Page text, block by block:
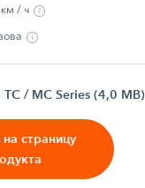
/ ч
/ MC Series (4,0 MB)
страницу